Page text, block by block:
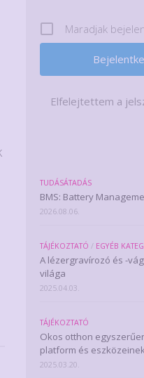
Maradjak
Elfelejtettem a
TUDÁSÁTADÁS
BMS: Battery
2026.08.06.
TÁJÉKOZTATÓ / EGYÉB
A lézergravírozó és -
világa
2025.04.03.
TÁJÉKOZTATÓ
Okos otthon
platform és
2025.03.20.